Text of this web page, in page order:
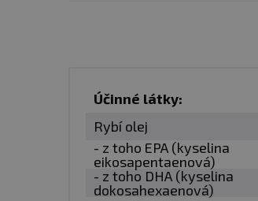
Rybí olej
stejné
je
✅
Účinné látky:
Rybí olej
- z toho EPA (kyselina
eikosapentaenová)
- z toho DHA (kyselina
dokosahexaenová)